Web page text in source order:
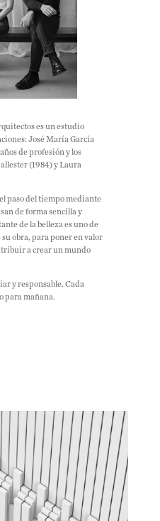
es un estudio
José María García
de profesión y los
(1984) y Laura
paso del tiempo mediante
de forma sencilla y
de la belleza es uno de
obra, para poner en valor
a crear un mundo
y responsable. Cada
para mañana.